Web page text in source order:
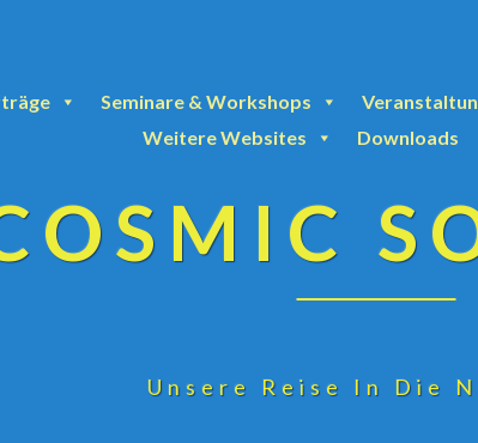
Seminare & Workshops
Weitere Websites
Downloads
Unsere Reise In Die